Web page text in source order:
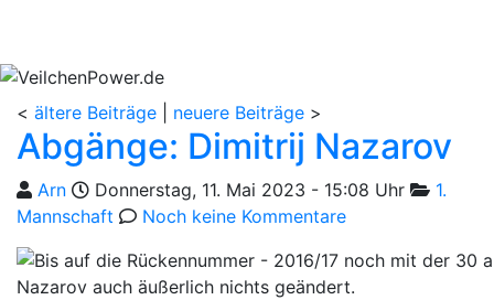
< ältere Beiträge neuere Beiträge >
Abgänge: Dimitrij Nazarov
Geschrieben von
Arn am Donnerstag, 11. Mai 2023 - 15:08 Uhr
1.
Mannschaft
Noch keine Kommentare